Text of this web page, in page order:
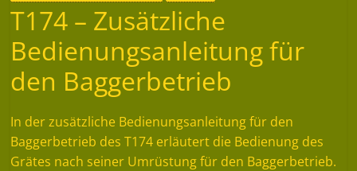
T174 – Zusätzliche
Bedienungsanleitung für
den Baggerbetrieb
In der zusätzliche Bedienungsanleitung für den
Baggerbetrieb des T174 erläutert die Bedienung des
Grätes nach seiner Umrüstung für den Baggerbetrieb.